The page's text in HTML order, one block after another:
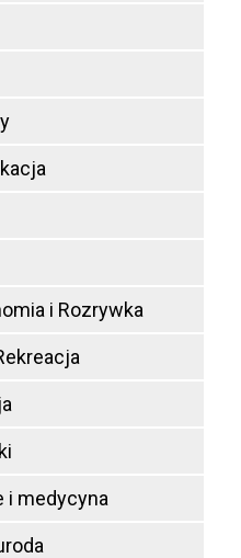
i Rozrywka
i medycyna